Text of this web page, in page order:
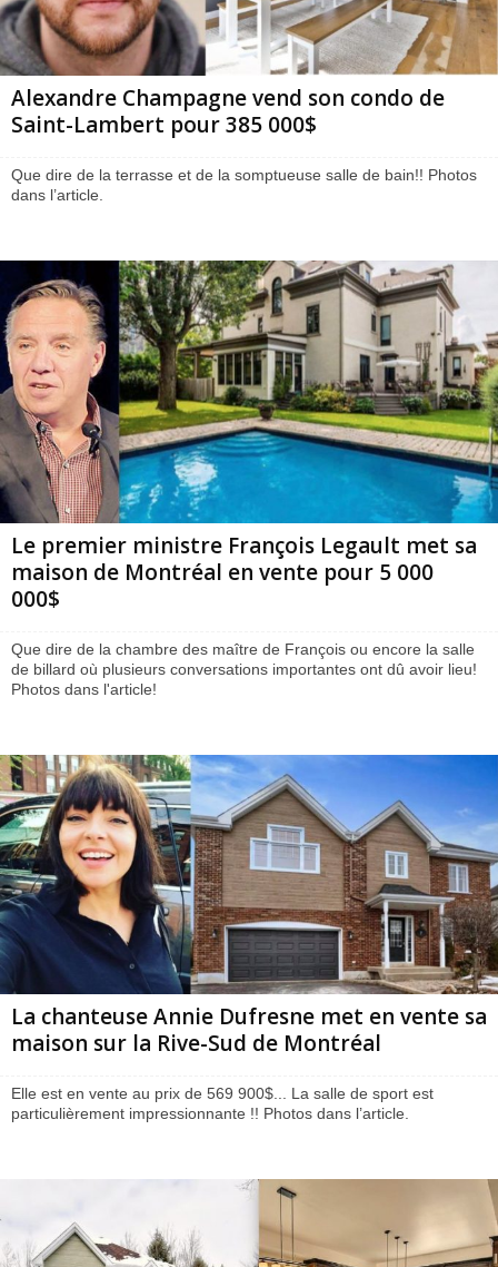
Alexandre Champagne vend son condo de
Saint-Lambert pour 385 000$
Que dire de la terrasse et de la somptueuse salle de bain!! Photos
dans l’article.
Le premier ministre François Legault met sa
maison de Montréal en vente pour 5 000
000$
Que dire de la chambre des maître de François ou encore la salle
de billard où plusieurs conversations importantes ont dû avoir lieu!
Photos dans l'article!
La chanteuse Annie Dufresne met en vente sa
maison sur la Rive-Sud de Montréal
Elle est en vente au prix de 569 900$... La salle de sport est
particulièrement impressionnante !! Photos dans l’article.